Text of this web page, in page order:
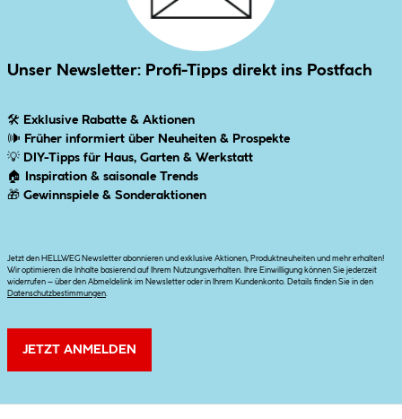
Unser Newsletter: Profi-Tipps direkt ins Postfach
🛠 Exklusive Rabatte & Aktionen
🕪 Früher informiert über Neuheiten & Prospekte
💡 DIY-Tipps für Haus, Garten & Werkstatt
🏠
Inspiration & saisonale Trends
🎁 Gewinnspiele & Sonderaktionen
Jetzt den HELLWEG Newsletter abonnieren und exklusive Aktionen, Produktneuheiten und mehr erhalten!
Wir optimieren die Inhalte basierend auf Ihrem Nutzungsverhalten. Ihre Einwilligung können Sie jederzeit
widerrufen – über den Abmeldelink im Newsletter oder in Ihrem Kundenkonto. Details finden Sie in den
Datenschutzbestimmungen
JETZT ANMELDEN